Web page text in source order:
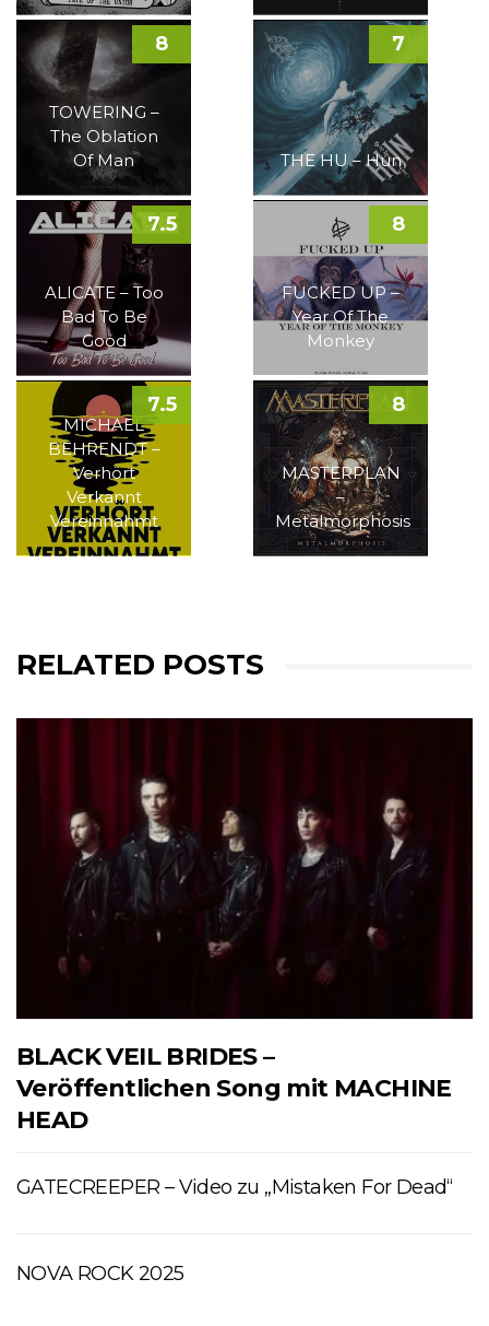
TOWERING –
The Oblation
Of Man
8
THE HU – Hun
7
ALICATE – Too
Bad To Be
Good
7.5
FUCKED UP –
Year Of The
Monkey
8
MICHAEL
BEHRENDT –
Verhört
Verkannt
Vereinnahmt
7.5
MASTERPLAN
–
Metalmorphosis
8
RELATED POSTS
BLACK VEIL BRIDES –
Veröffentlichen Song mit MACHINE
HEAD
GATECREEPER – Video zu „Mistaken For Dead“
NOVA ROCK 2025